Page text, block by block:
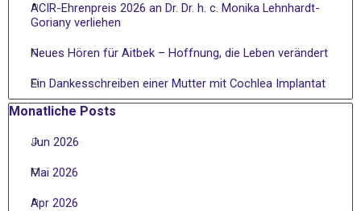
ACIR-Ehrenpreis 2026 an Dr. Dr. h. c. Monika Lehnhardt-
Goriany verliehen
Neues Hören für Aitbek – Hoffnung, die Leben verändert
Ein Dankesschreiben einer Mutter mit Cochlea Implantat
Block überspringen Monatliche Posts
Monatliche Posts
Jun 2026
Mai 2026
Apr 2026